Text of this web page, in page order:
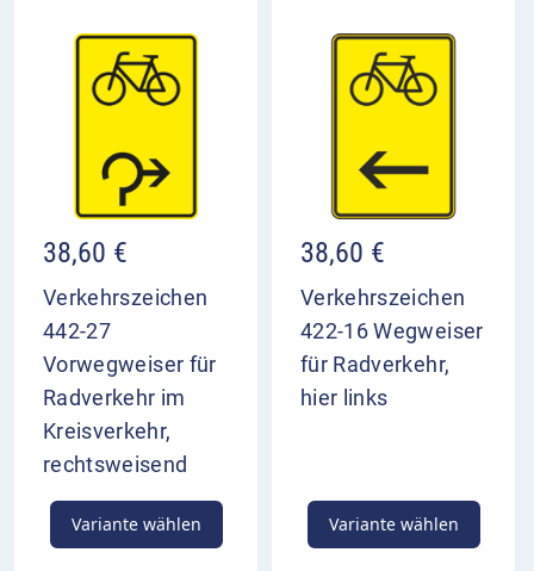
38,60 €
Verkehrszeichen
442-27
Vorwegweiser für
Radverkehr im
Kreisverkehr,
rechtsweisend
Variante wählen
38,60 €
Verkehrszeichen
422-16 Wegweiser
für Radverkehr,
hier links
Variante wählen